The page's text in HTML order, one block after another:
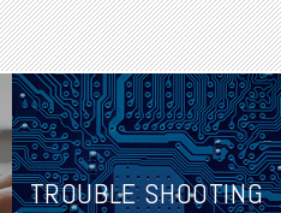
TROUBLE SHOOTING